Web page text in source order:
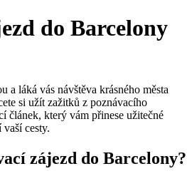
do Barcelony
a láká vás návštěva krásného města
si užít zažitků z poznávacího
článek, který vám přinese užitečné
cesty.
zájezd do Barcelony?